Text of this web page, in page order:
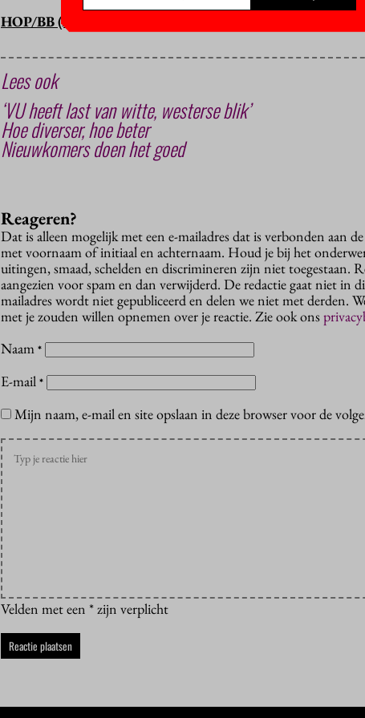
HOP/BB (LAATSTE ZIN PB)
Lees ook
‘VU heeft last van witte, westerse blik’
Hoe diverser, hoe beter
Nieuwkomers doen het goed
Reageren?
Dat is alleen mogelijk met een e-mailadres dat is verbonden aan
met voornaam of initiaal en achternaam. Houd je bij het
uitingen, smaad, schelden en discrimineren zijn niet toegestaan.
aangezien voor spam en dan verwijderd. De redactie gaat niet in
mailadres wordt niet gepubliceerd en delen we niet met derden.
met je zouden willen opnemen over je reactie. Zie ook ons
Naam *
E-mail *
Mijn naam, e-mail en site opslaan in deze browser voor de
Velden met een * zijn verplicht